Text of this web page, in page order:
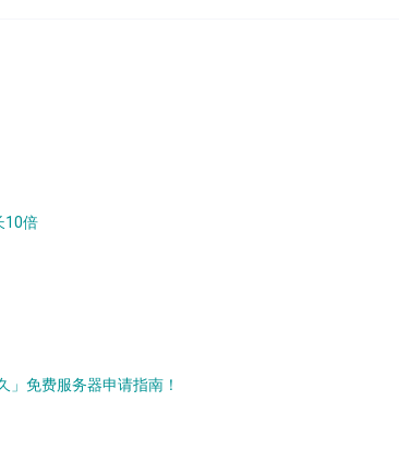
10倍
」免费服务器申请指南！